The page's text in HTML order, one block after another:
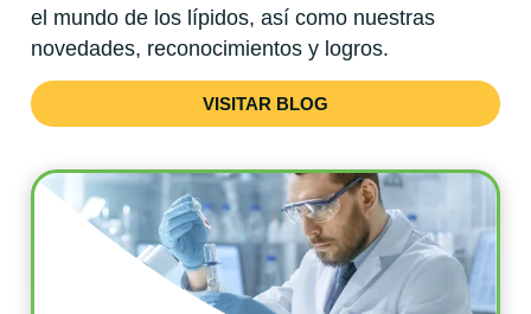
el mundo de los lípidos, así como nuestras
novedades, reconocimientos y logros.
VISITAR BLOG